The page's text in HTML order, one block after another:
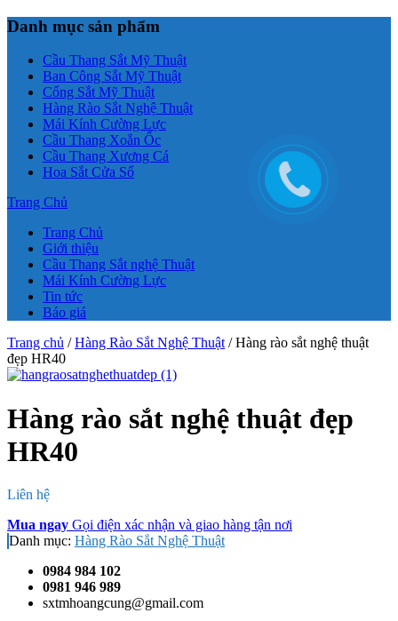
Danh mục sản phẩm
Cầu Thang Sắt Mỹ Thuật
Ban Công Sắt Mỹ Thuật
Cổng Sắt Mỹ Thuật
Hàng Rào Sắt Nghệ Thuật
Mái Kính Cường Lực
Cầu Thang Xoắn Ốc
Cầu Thang Xương Cá
Hoa Sắt Cửa Sổ
Trang Chủ
Trang Chủ
Giới thiệu
Cầu Thang Sắt nghệ Thuật
Mái Kính Cường Lực
Tin tức
Báo giá
Trang chủ /Hàng Rào Sắt Nghệ Thuật/ Hàng rào sắt nghệ thuật
đẹp HR40
Hàng rào sắt nghệ thuật đẹp
HR40
Liên hệ
Mua ngay Gọi điện xác nhận và giao hàng tận nơi
Danh mục: Hàng Rào Sắt Nghệ Thuật
0984 984 102
0981 946 989
sxtmhoangcung@gmail.com